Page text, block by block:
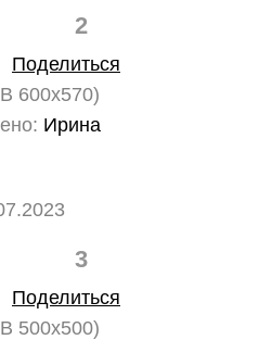
2
Поделиться
600x570)
Ирина
3
Поделиться
500x500)